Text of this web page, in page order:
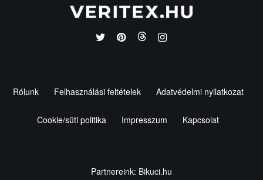
Rólunk Felhasználási feltételek Adatvédelmi nyilatkozat
Cookie/süti politika Impresszum Kapcsolat
Partnereink: Bikuci.hu